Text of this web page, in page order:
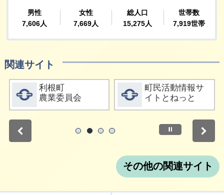
関連サイト
詳細をみる
利根町
農業委員会
詳細をみる
町民活動情報サ
イトとねっと
停止
その他の関連サイト